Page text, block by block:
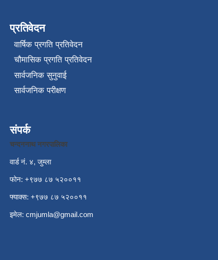
प्रतिवेदन
वार्षिक प्रगति प्रतिवेदन
चौमासिक प्रगति प्रतिवेदन
सार्वजनिक सुनुवाई
सार्वजनिक परीक्षण
संपर्क
चन्दननाथ नगरपालिका
वार्ड नं. ४, जुम्ला
फोन: +९७७ ८७ ५२००११
फ्याक्स: +९७७ ८७ ५२००११
इमेल: cmjumla@gmail.com